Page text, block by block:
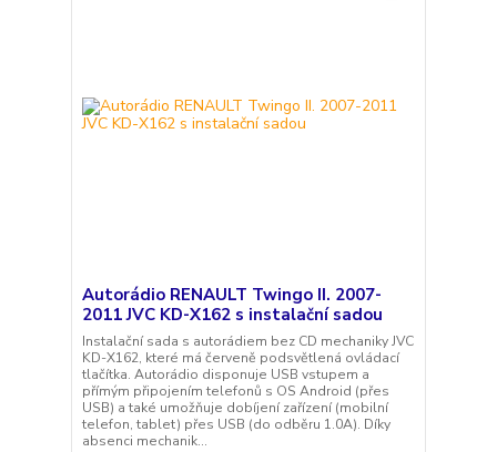
Autorádio RENAULT Twingo II. 2007-
2011 JVC KD-X162 s instalační sadou
Instalační sada s autorádiem bez CD mechaniky JVC
KD-X162, které má červeně podsvětlená ovládací
tlačítka. Autorádio disponuje USB vstupem a
přímým připojením telefonů s OS Android (přes
USB) a také umožňuje dobíjení zařízení (mobilní
telefon, tablet) přes USB (do odběru 1.0A). Díky
absenci mechanik...